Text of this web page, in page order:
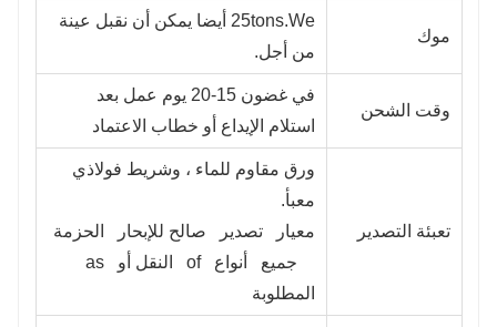
موك
25tons.We أيضا يمكن أن نقبل عينة
من أجل.
وقت الشحن
في غضون 15-20 يوم عمل بعد
استلام الإيداع أو خطاب الاعتماد
تعبئة التصدير
ورق مقاوم للماء ، وشريط فولاذي
معبأ.
معيار تصدير صالح للإبحار الحزمة
جميع أنواع of النقل أو as
المطلوبة